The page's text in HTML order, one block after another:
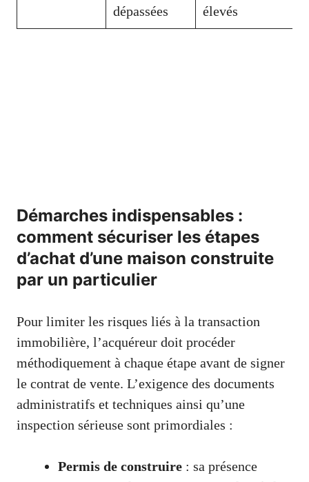
dépassées élevés
Démarches indispensables :
comment sécuriser les étapes
d’achat d’une maison construite
par un particulier
Pour limiter les risques liés à la transaction
immobilière, l’acquéreur doit procéder
méthodiquement à chaque étape avant de signer
le contrat de vente. L’exigence des documents
administratifs et techniques ainsi qu’une
inspection sérieuse sont primordiales :
Permis de construire : sa présence